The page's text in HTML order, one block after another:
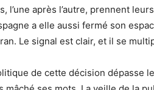
l’une après l’autre, prennent
a elle aussi fermé son
Le signal est clair, et il se
de cette décision dépasse